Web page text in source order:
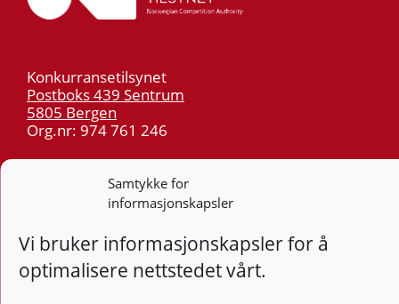
Samtykke for
informasjonskapsler
Vi bruker informasjonskapsler for å
optimalisere nettstedet vårt.
Konkurransetilsynet
Postboks 439 Sentrum
5805 Bergen
Org.nr: 974 761 246
55 59 75 00
post@kt.no